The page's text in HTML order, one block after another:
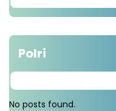
Polri
No posts found.